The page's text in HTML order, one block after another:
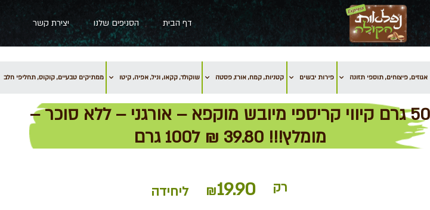
דף הבית הסניפים שלנו יצירת קשר
אגוזים, פיצוחים, תוספי תזונה פירות יבשים קטניות, קמח, אורז, פסטה שוקולד, קקאו, וניל, אפיה, קיטו ממתיקים טבעיים, קוקוס, תחליפי חלב
50 גרם קיווי קריספי מיובש מוקפא – אורגני – ללא סוכר –
מומלץ!!! 39.80 ₪ ל100 גרם
רק ₪19.90 ליחידה